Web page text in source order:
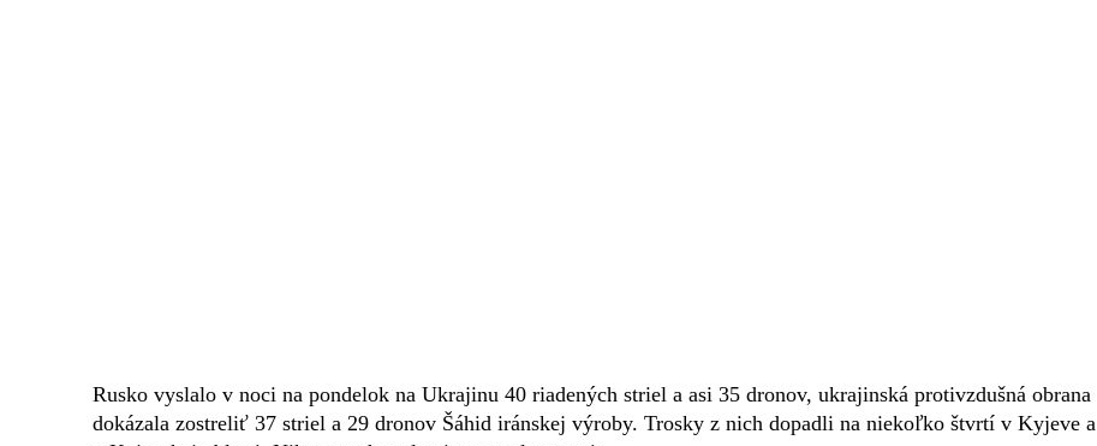
Rusko vyslalo v noci na pondelok na Ukrajinu 40 riadených striel a asi 35 dronov, ukrajinská protivzdušná obrana
dokázala zostreliť 37 striel a 29 dronov Šáhid iránskej výroby. Trosky z nich dopadli na niekoľko štvrtí v Kyjeve a